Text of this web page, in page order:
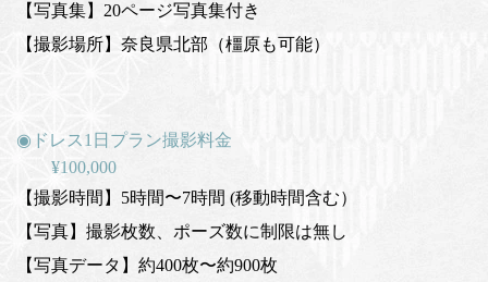
【写真集】20ページ写真集付き
【撮影場所】奈良県北部（橿原も可能）
◉ ドレス1日プラン撮影料金
¥100,000
【撮影時間】5時間〜7時間 (移動時間含む）
【写真】撮影枚数、ポーズ数に制限は無し
【写真データ】約400枚〜約900枚